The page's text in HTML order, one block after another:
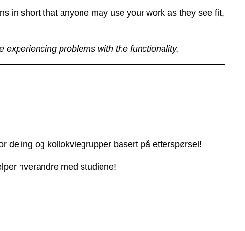
in short that anyone may use your work as they see fit,
experiencing problems with the functionality.
deling og kollokviegrupper basert på etterspørsel!
hverandre med studiene!